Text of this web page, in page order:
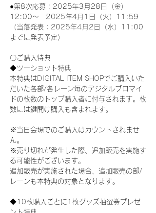
●第8次応募：2025年3月28日（金）
12:00～　2025年4月1日（火）11:59
（当落発表：2025年4月2日（水）11:00
までに発表予定）
〇ご購入特典
◆ツーショット特典
本特典はDIGITAL ITEM SHOPでご購入いた
だいた各部/各レーン毎のデジタルブロマイ
ドの枚数のトップ購入者に付与されます。枚
数には鍵開け購入も含まれます。
※当日会場でのご購入はカウントされませ
ん。
※売り切れが発生した際、追加販売を実施す
る可能性がございます。
追加販売が実施された場合、追加販売の部/
レーンも本特典の対象となります。
◆10枚購入ごとに1枚グッズ抽選券プレゼ